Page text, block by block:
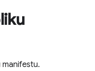
manifestu.